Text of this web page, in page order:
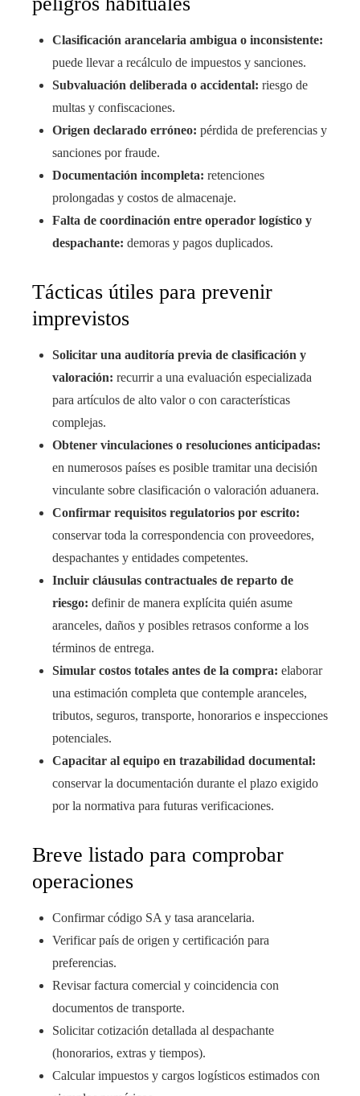
Clasificación arancelaria ambigua o inconsistente:
puede llevar a recálculo de impuestos y sanciones.
Subvaluación deliberada o accidental: riesgo de
multas y confiscaciones.
Origen declarado erróneo: pérdida de preferencias y
sanciones por fraude.
Documentación incompleta: retenciones
prolongadas y costos de almacenaje.
Falta de coordinación entre operador logístico y
despachante: demoras y pagos duplicados.
Tácticas útiles para prevenir
imprevistos
Solicitar una auditoría previa de clasificación y
valoración: recurrir a una evaluación especializada
para artículos de alto valor o con características
complejas.
Obtener vinculaciones o resoluciones anticipadas:
en numerosos países es posible tramitar una decisión
vinculante sobre clasificación o valoración aduanera.
Confirmar requisitos regulatorios por escrito:
conservar toda la correspondencia con proveedores,
despachantes y entidades competentes.
Incluir cláusulas contractuales de reparto de
riesgo: definir de manera explícita quién asume
aranceles, daños y posibles retrasos conforme a los
términos de entrega.
Simular costos totales antes de la compra: elaborar
una estimación completa que contemple aranceles,
tributos, seguros, transporte, honorarios e inspecciones
potenciales.
Capacitar al equipo en trazabilidad documental:
conservar la documentación durante el plazo exigido
por la normativa para futuras verificaciones.
Breve listado para comprobar
operaciones
Confirmar código SA y tasa arancelaria.
Verificar país de origen y certificación para
preferencias.
Revisar factura comercial y coincidencia con
documentos de transporte.
Solicitar cotización detallada al despachante
(honorarios, extras y tiempos).
Calcular impuestos y cargos logísticos estimados con